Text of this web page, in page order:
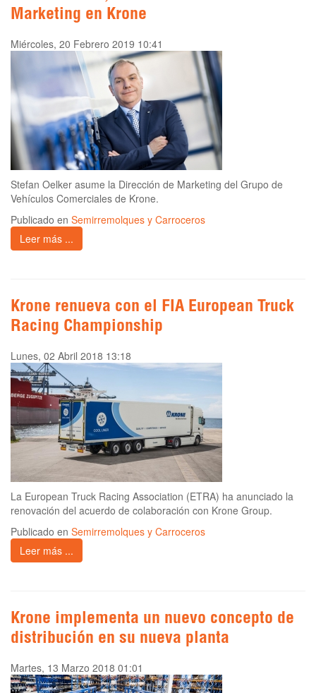
Marketing en Krone
Miércoles, 20 Febrero 2019 10:41
Stefan Oelker asume la Dirección de Marketing del Grupo de
Vehículos Comerciales de Krone.
Publicado en Semirremolques y Carroceros
Leer más ...
Krone renueva con el FIA European Truck
Racing Championship
Lunes, 02 Abril 2018 13:18
La European Truck Racing Association (ETRA) ha anunciado la
renovación del acuerdo de colaboración con Krone Group.
Publicado en Semirremolques y Carroceros
Leer más ...
Krone implementa un nuevo concepto de
distribución en su nueva planta
Martes, 13 Marzo 2018 01:01